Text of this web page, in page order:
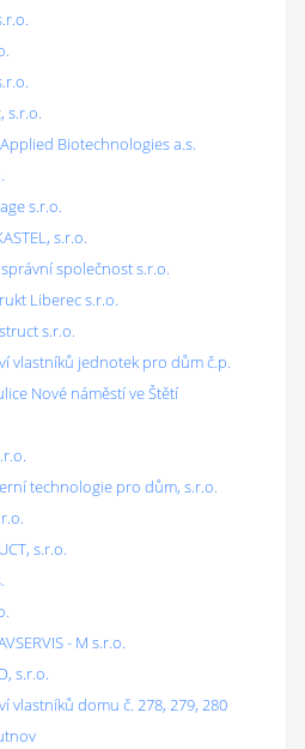
s.r.o.
Biotechnologies a.s.
s.r.o.
s.r.o.
správní společnost s.r.o.
Liberec s.r.o.
s.r.o.
vlastníků jednotek pro dům č.p.
Nové náměstí ve Štětí
technologie pro dům, s.r.o.
s.r.o.
- M s.r.o.
s.r.o.
vlastníků domu č. 278, 279, 280